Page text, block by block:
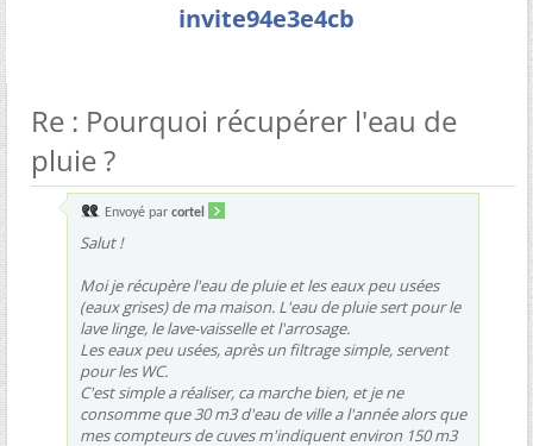
invite94e3e4cb
Re : Pourquoi récupérer l'eau de
pluie ?
Envoyé par cortel
Salut !
Moi je récupère l'eau de pluie et les eaux peu usées
(eaux grises) de ma maison. L'eau de pluie sert pour le
lave linge, le lave-vaisselle et l'arrosage.
Les eaux peu usées, après un filtrage simple, servent
pour les WC.
C'est simple a réaliser, ca marche bien, et je ne
consomme que 30 m3 d'eau de ville a l'année alors que
mes compteurs de cuves m'indiquent environ 150 m3